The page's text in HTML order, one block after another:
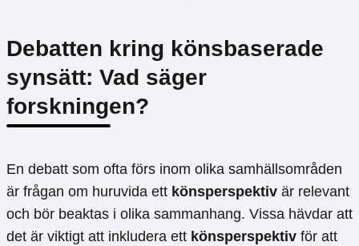
Debatten kring könsbaserade
synsätt: Vad säger
forskningen?
En debatt som ofta förs inom olika samhällsområden
är frågan om huruvida ett könsperspektiv är relevant
och bör beaktas i olika sammanhang. Vissa hävdar att
det är viktigt att inkludera ett könsperspektiv för att